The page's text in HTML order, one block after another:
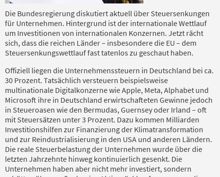
Die Bundesregierung diskutiert aktuell über Steuersenkungen
für Unternehmen. Hintergrund ist der internationale Wettlauf
um Investitionen von internationalen Konzernen. Jetzt rächt
sich, dass die reichen Länder – insbesondere die EU – dem
Steuersenkungswettlauf fast tatenlos zu geschaut haben.
Offiziell liegen die Unternehmenssteuern in Deutschland bei ca.
30 Prozent. Tatsächlich versteuern beispielsweise
multinationale Digitalkonzerne wie Apple, Meta, Alphabet und
Microsoft ihre in Deutschland erwirtschafteten Gewinne jedoch
in Steueroasen wie den Bermudas, Guernsey oder Irland – oft
mit Steuersätzen unter 3 Prozent. Dazu kommen Milliarden
Investitionshilfen zur Finanzierung der Klimatransformation
und zur Reindustrialisierung in den USA und anderen Ländern.
Die reale Steuerbelastung der Unternehmen wurde über die
letzten Jahrzehnte hinweg kontinuierlich gesenkt. Die
Unternehmen haben aber nicht mehr investiert, sondern